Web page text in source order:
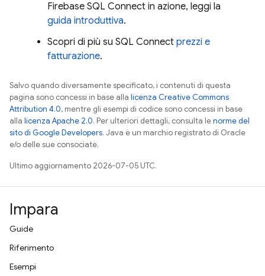
Firebase SQL Connect in azione, leggi la
guida introduttiva.
Scopri di più su SQL Connect prezzi e
fatturazione.
Salvo quando diversamente specificato, i contenuti di questa
pagina sono concessi in base alla licenza Creative Commons
Attribution 4.0, mentre gli esempi di codice sono concessi in base
alla licenza Apache 2.0. Per ulteriori dettagli, consulta lenorme del
sito di Google Developers. Java è un marchio registrato di Oracle
e/o delle sue consociate.
Ultimo aggiornamento 2026-07-05 UTC.
Impara
Guide
Riferimento
Esempi